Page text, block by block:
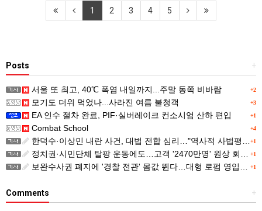
1 2 3 4 5
+
Posts
+2
서울 또 최고, 40℃ 폭염 내일까지...주말 동쪽 비바람
+3
모기도 더위 먹었나...사라진 여름 불청객
+1
EA 인수 절차 완료, PIF·실버레이크 컨소시엄 산하 편입
+4
Combat School
+1
한덕수·이상민 내란 사건, 대법 전합 심리…"역사적 사법평가"(종합)
+1
정치권·시민단체 탈팡 운동에도…고객 '2470만명' 원상 회복, "고물가에 돌팡"
+1
보완수사권 폐지에 '경찰 전관' 몸값 뛴다…대형 로펌 영입전쟁
+
Comments